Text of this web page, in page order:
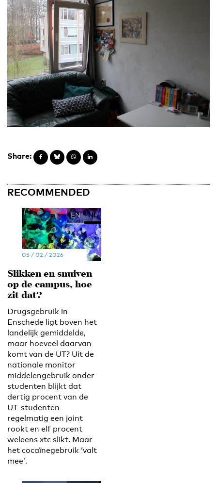
Share:
RECOMMENDED
EN NL
05 / 02 / 2026
Slikken en snuiven
op de campus, hoe
zit dat?
Drugsgebruik in
Enschede ligt boven het
landelijk gemiddelde,
maar hoeveel daarvan
komt van de UT? Uit de
nationale monitor
middelengebruik onder
studenten blijkt dat
dertig procent van de
UT-studenten
regelmatig een joint
rookt en elf procent
weleens xtc slikt. Maar
het cocaïnegebruik ‘valt
mee’.